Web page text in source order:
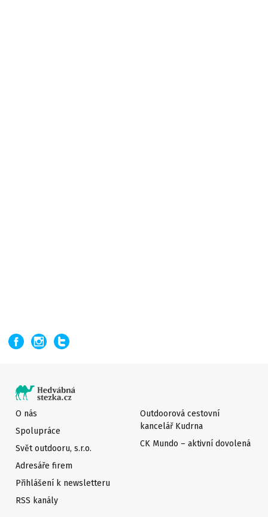
O nás
Spolupráce
Svět outdooru, s.r.o.
Adresáře firem
Přihlášení k newsletteru
Outdoorová cestovní
kancelář Kudrna
CK Mundo – aktivní dovolená
RSS kanály